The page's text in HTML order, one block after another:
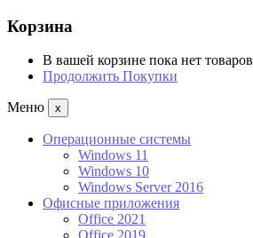
Корзина
В вашей корзине пока нет товаров
Продолжить Покупки
Меню x
Операционные системы
Windows 11
Windows 10
Windows Server 2016
Офисные приложения
Office 2021